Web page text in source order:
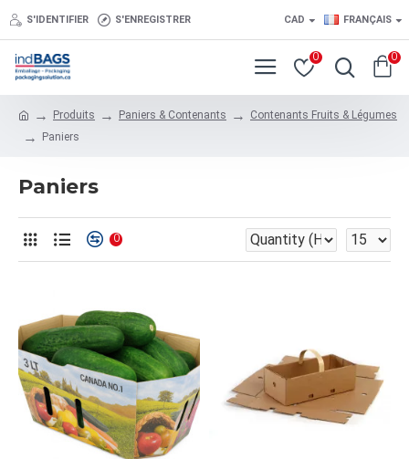
S'IDENTIFIER S'ENREGISTRER CAD FRANÇAIS
0 0
Produits Paniers & Contenants
Contenants Fruits & Légumes
Paniers
Paniers
0